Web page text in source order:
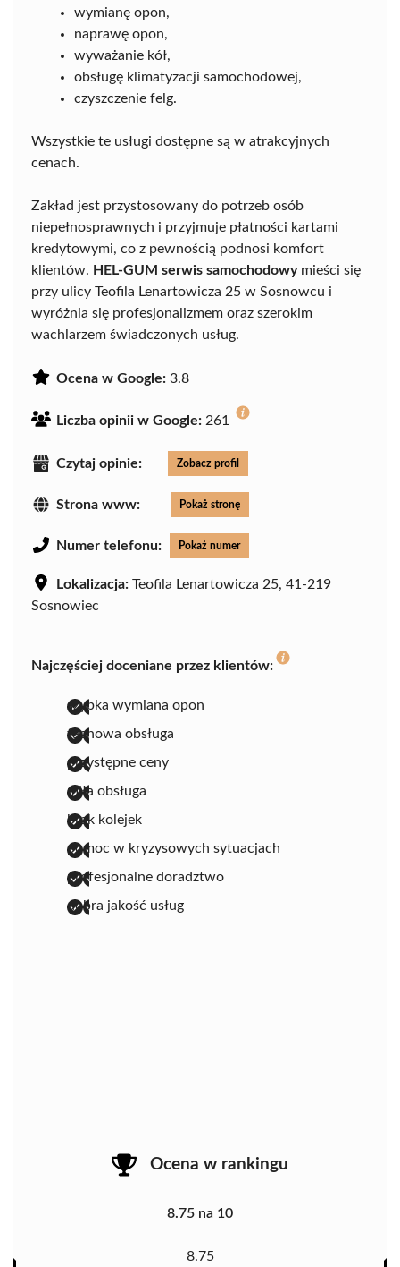
wymianę opon,
naprawę opon,
wyważanie kół,
obsługę klimatyzacji samochodowej,
czyszczenie felg.
Wszystkie te usługi dostępne są w atrakcyjnych
cenach.
Zakład jest przystosowany do potrzeb osób
niepełnosprawnych i przyjmuje płatności kartami
kredytowymi, co z pewnością podnosi komfort
klientów. HEL-GUM serwis samochodowymieści się
przy ulicy Teofila Lenartowicza 25 w Sosnowcu i
wyróżnia się profesjonalizmem oraz szerokim
wachlarzem świadczonych usług.
Ocena w Google: 3.8
Liczba opinii w Google: 261
Czytaj opinie: Zobacz profil
Strona www: Pokaż stronę
Numer telefonu: Pokaż numer
Lokalizacja: Teofila Lenartowicza 25, 41-219
Sosnowiec
Najczęściej doceniane przez klientów:
szybka wymiana opon
fachowa obsługa
przystępne ceny
miła obsługa
brak kolejek
pomoc w kryzysowych sytuacjach
profesjonalne doradztwo
dobra jakość usług
Ocena w rankingu
8.75 na 10
8.75